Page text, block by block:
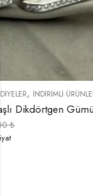
,ÖZEL SERİLER,TREND
İNDIRIMLI ÜRÜNLER,
Xeneora Baget
350.00
Kdv Dahil Toplam Fiyat